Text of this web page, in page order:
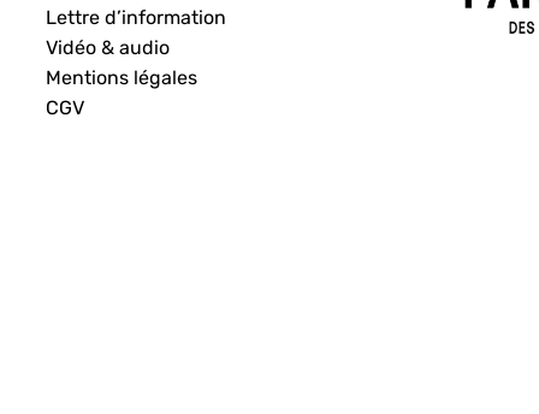
Lettre d’information
Vidéo & audio
Mentions légales
CGV